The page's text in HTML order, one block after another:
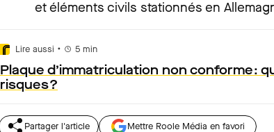
et éléments civils stationnés en
Lire aussi • 5 min
Plaque d’immatriculation non conforme :
risques ?
Partager l'article Mettre Roole Média en favori